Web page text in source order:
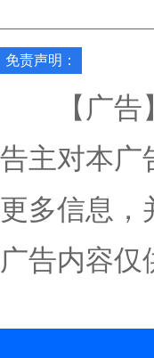
免责声明：
【广告】
告主对本广
更多信息，
广告内容仅